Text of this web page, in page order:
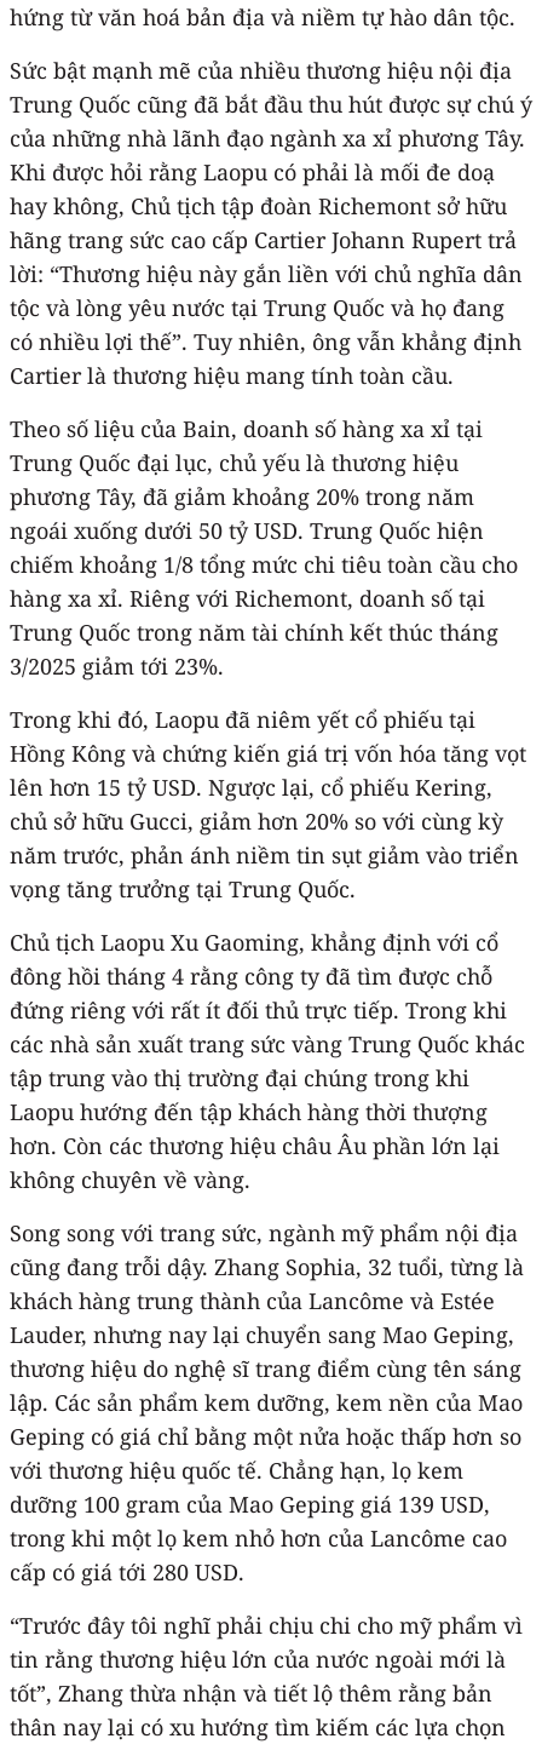
hứng từ văn hoá bản địa và niềm tự hào dân tộc.
Sức bật mạnh mẽ của nhiều thương hiệu nội địa
Trung Quốc cũng đã bắt đầu thu hút được sự chú ý
của những nhà lãnh đạo ngành xa xỉ phương Tây.
Khi được hỏi rằng Laopu có phải là mối đe doạ
hay không, Chủ tịch tập đoàn Richemont sở hữu
hãng trang sức cao cấp Cartier Johann Rupert trả
lời: “Thương hiệu này gắn liền với chủ nghĩa dân
tộc và lòng yêu nước tại Trung Quốc và họ đang
có nhiều lợi thế”. Tuy nhiên, ông vẫn khẳng định
Cartier là thương hiệu mang tính toàn cầu.
Theo số liệu của Bain, doanh số hàng xa xỉ tại
Trung Quốc đại lục, chủ yếu là thương hiệu
phương Tây, đã giảm khoảng 20% trong năm
ngoái xuống dưới 50 tỷ USD. Trung Quốc hiện
chiếm khoảng 1/8 tổng mức chi tiêu toàn cầu cho
hàng xa xỉ. Riêng với Richemont, doanh số tại
Trung Quốc trong năm tài chính kết thúc tháng
3/2025 giảm tới 23%.
Trong khi đó, Laopu đã niêm yết cổ phiếu tại
Hồng Kông và chứng kiến giá trị vốn hóa tăng vọt
lên hơn 15 tỷ USD. Ngược lại, cổ phiếu Kering,
chủ sở hữu Gucci, giảm hơn 20% so với cùng kỳ
năm trước, phản ánh niềm tin sụt giảm vào triển
vọng tăng trưởng tại Trung Quốc.
Chủ tịch Laopu Xu Gaoming, khẳng định với cổ
đông hồi tháng 4 rằng công ty đã tìm được chỗ
đứng riêng với rất ít đối thủ trực tiếp. Trong khi
các nhà sản xuất trang sức vàng Trung Quốc khác
tập trung vào thị trường đại chúng trong khi
Laopu hướng đến tập khách hàng thời thượng
hơn. Còn các thương hiệu châu Âu phần lớn lại
không chuyên về vàng.
Song song với trang sức, ngành mỹ phẩm nội địa
cũng đang trỗi dậy. Zhang Sophia, 32 tuổi, từng là
khách hàng trung thành của Lancôme và Estée
Lauder, nhưng nay lại chuyển sang Mao Geping,
thương hiệu do nghệ sĩ trang điểm cùng tên sáng
lập. Các sản phẩm kem dưỡng, kem nền của Mao
Geping có giá chỉ bằng một nửa hoặc thấp hơn so
với thương hiệu quốc tế. Chẳng hạn, lọ kem
dưỡng 100 gram của Mao Geping giá 139 USD,
trong khi một lọ kem nhỏ hơn của Lancôme cao
cấp có giá tới 280 USD.
“Trước đây tôi nghĩ phải chịu chi cho mỹ phẩm vì
tin rằng thương hiệu lớn của nước ngoài mới là
tốt”, Zhang thừa nhận và tiết lộ thêm rằng bản
thân nay lại có xu hướng tìm kiếm các lựa chọn